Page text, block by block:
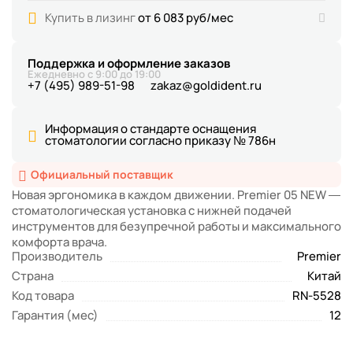
Официальный поставщик
Новая эргономика в каждом движении. Premier 05 NEW —
стоматологическая установка с нижней подачей
инструментов для безупречной работы и максимального
комфорта врача.
Производитель
Premier
Страна
Китай
Код товара
RN-5528
Гарантия (мес)
12
Купить в лизингот 6 083 руб/мес
Поддержка и оформление заказов
Ежедневно с 9:00 до 19:00
+7 (495) 989-51-98 zakaz@goldident.ru
Информация о стандарте оснащения
стоматологии согласно приказу № 786н